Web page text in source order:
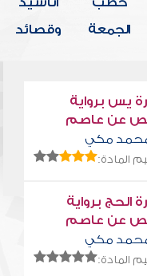
الجمعة
وقصائد
يس برواية
عن عاصم
مكي
المادة:
الحج برواية
عن عاصم
مكي
المادة: